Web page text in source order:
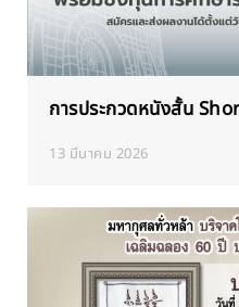
การประกวดหนังสั้น
13 มีนาคม 2026